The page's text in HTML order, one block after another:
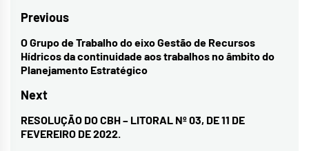
Navegação
de
Post
Previous
Previous
post:
O Grupo de Trabalho do eixo Gestão de Recursos
Hídricos da continuidade aos trabalhos no âmbito do
Planejamento Estratégico
Next
Next
post:
RESOLUÇÃO DO CBH – LITORAL Nº 03, DE 11 DE
FEVEREIRO DE 2022.